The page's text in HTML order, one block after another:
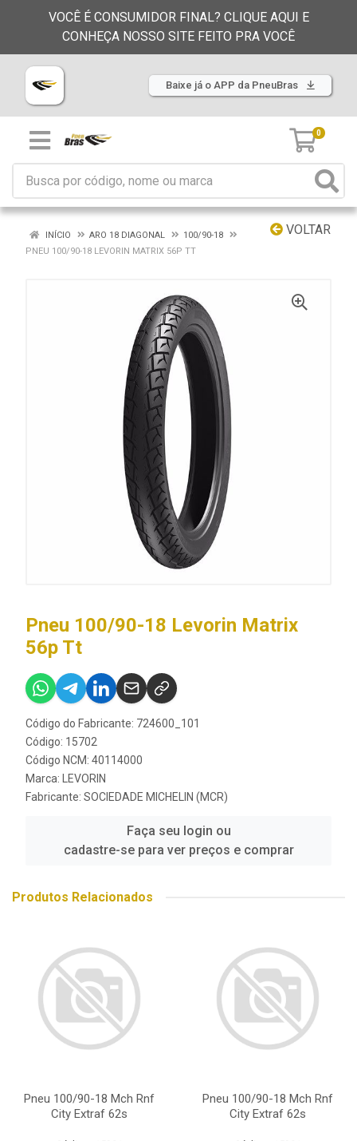
VOCÊ É CONSUMIDOR FINAL? CLIQUE AQUI E
CONHEÇA NOSSO SITE FEITO PRA VOCÊ
Baixe já o APP da PneuBras
0
VOLTAR
INÍCIO ARO 18 DIAGONAL
100/90-18
PNEU 100/90-18 LEVORIN MATRIX 56P TT
Pneu 100/90-18 Levorin Matrix
56p Tt
Código do Fabricante: 724600_101
Código: 15702
Código NCM: 40114000
Marca:
LEVORIN
Fabricante: SOCIEDADE MICHELIN (MCR)
Faça seu login ou
cadastre-se para ver preços e comprar
Produtos Relacionados
Pneu 100/90-18 Mch Rnf
City Extraf 62s
Pneu 100/90-18 Mch Rnf
City Extraf 62s